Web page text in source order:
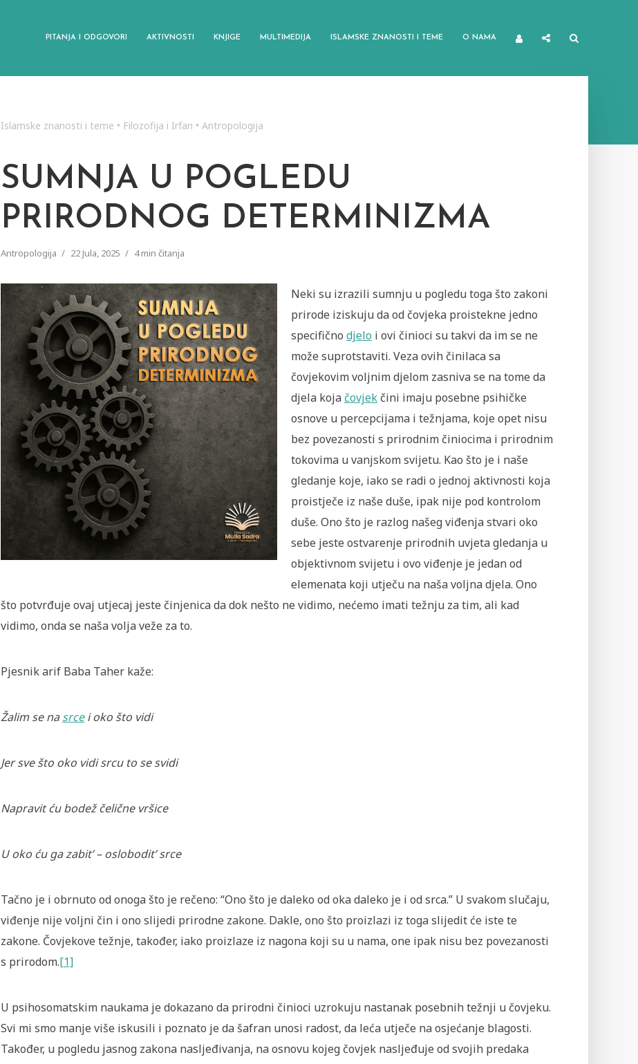
PITANJA I ODGOVORI AKTIVNOSTI KNJIGE MULTIMEDIJA ISLAMSKE ZNANOSTI I TEME O NAMA
Islamske znanosti i teme • Filozofija i Irfan • Antropologija
SUMNJA U POGLEDU
PRIRODNOG DETERMINIZMA
Antropologija 22 Jula, 2025 4 min čitanja
Neki su izrazili sumnju u pogledu toga što zakoni
prirode iziskuju da od čovjeka proistekne jedno
specifično djelo i ovi činioci su takvi da im se ne
može suprotstaviti. Veza ovih činilaca sa
čovjekovim voljnim djelom zasniva se na tome da
djela koja čovjek čini imaju posebne psihičke
osnove u percepcijama i težnjama, koje opet nisu
bez povezanosti s prirodnim činiocima i prirodnim
tokovima u vanjskom svijetu. Kao što je i naše
gledanje koje, iako se radi o jednoj aktivnosti koja
proistječe iz naše duše, ipak nije pod kontrolom
duše. Ono što je razlog našeg viđenja stvari oko
sebe jeste ostvarenje prirodnih uvjeta gledanja u
objektivnom svijetu i ovo viđenje je jedan od
elemenata koji utječu na naša voljna djela. Ono
što potvrđuje ovaj utjecaj jeste činjenica da dok nešto ne vidimo, nećemo imati težnju za tim, ali kad
vidimo, onda se naša volja veže za to.
Pjesnik arif Baba Taher kaže:
Žalim se nasrcei oko što vidi
Jer sve što oko vidi srcu to se svidi
Napravit ću bodež čelične vršice
U oko ću ga zabit’ – oslobodit’ srce
Tačno je i obrnuto od onoga što je rečeno: “Ono što je daleko od oka daleko je i od srca.” U svakom slučaju,
viđenje nije voljni čin i ono slijedi prirodne zakone. Dakle, ono što proizlazi iz toga slijedit će iste te
zakone. Čovjekove težnje, također, iako proizlaze iz nagona koji su u nama, one ipak nisu bez povezanosti
s prirodom.[1]
U psihosomatskim naukama je dokazano da prirodni činioci uzrokuju nastanak posebnih težnji u čovjeku.
Svi mi smo manje više iskusili i poznato je da šafran unosi radost, da leća utječe na osjećanje blagosti.
Također, u pogledu jasnog zakona nasljeđivanja, na osnovu kojeg čovjek nasljeđuje od svojih predaka